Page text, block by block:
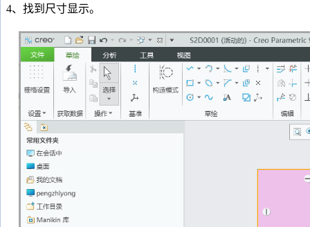
4、找到尺寸显示。